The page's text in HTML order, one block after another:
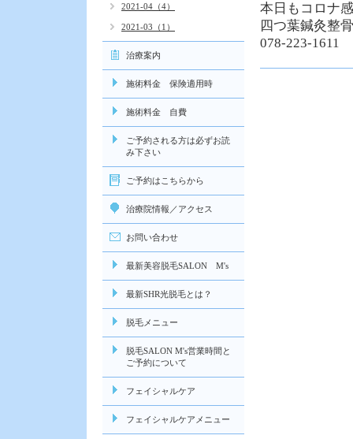
本日もコロナ
四つ葉鍼灸整
078-223-1611
2021-04（4）
2021-03（1）
治療案内
施術料金 保険適用時
施術料金 自費
ご予約される方は必ずお読
み下さい
ご予約はこちらから
治療院情報／アクセス
お問い合わせ
最新美容脱毛SALON M's
最新SHR光脱毛とは？
脱毛メニュー
脱毛SALON M's営業時間と
ご予約について
フェイシャルケア
フェイシャルケアメニュー